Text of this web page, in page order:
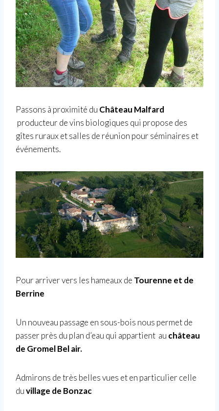
Passons à proximité du Château Malfard
producteur de vins biologiques qui propose des
gîtes ruraux et salles de réunion pour séminaires et
événements.
Pour arriver vers les hameaux de Tourenne et de
Berrine
Un nouveau passage en sous-bois nous permet de
passer près du plan d’eau qui appartient au château
de Gromel Bel air.
Admirons de très belles vues et en particulier celle
duvillage de Bonzac